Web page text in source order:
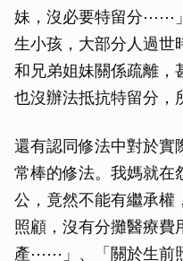
妹，沒必要特留分⋯⋯
生小孩，大部分人過世
和兄弟姐妹關係疏離，
也沒辦法抵抗特留分，
還有認同修法中對於實
常棒的修法。我媽就在
公，竟然不能有繼承權
照顧，沒有分攤醫療費
產⋯⋯」、「關於生前